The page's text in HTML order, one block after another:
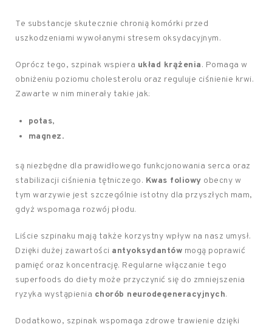
Te substancje skutecznie chronią komórki przed
uszkodzeniami wywołanymi stresem oksydacyjnym.
Oprócz tego, szpinak wspiera układ krążenia. Pomaga w
obniżeniu poziomu cholesterolu oraz reguluje ciśnienie krwi.
Zawarte w nim minerały takie jak:
potas,
magnez.
są niezbędne dla prawidłowego funkcjonowania serca oraz
stabilizacji ciśnienia tętniczego. Kwas foliowy obecny w
tym warzywie jest szczególnie istotny dla przyszłych mam,
gdyż wspomaga rozwój płodu.
Liście szpinaku mają także korzystny wpływ na nasz umysł.
Dzięki dużej zawartości antyoksydantów mogą poprawić
pamięć oraz koncentrację. Regularne włączanie tego
superfoods do diety może przyczynić się do zmniejszenia
ryzyka wystąpienia chorób neurodegeneracyjnych.
Dodatkowo, szpinak wspomaga zdrowe trawienie dzięki